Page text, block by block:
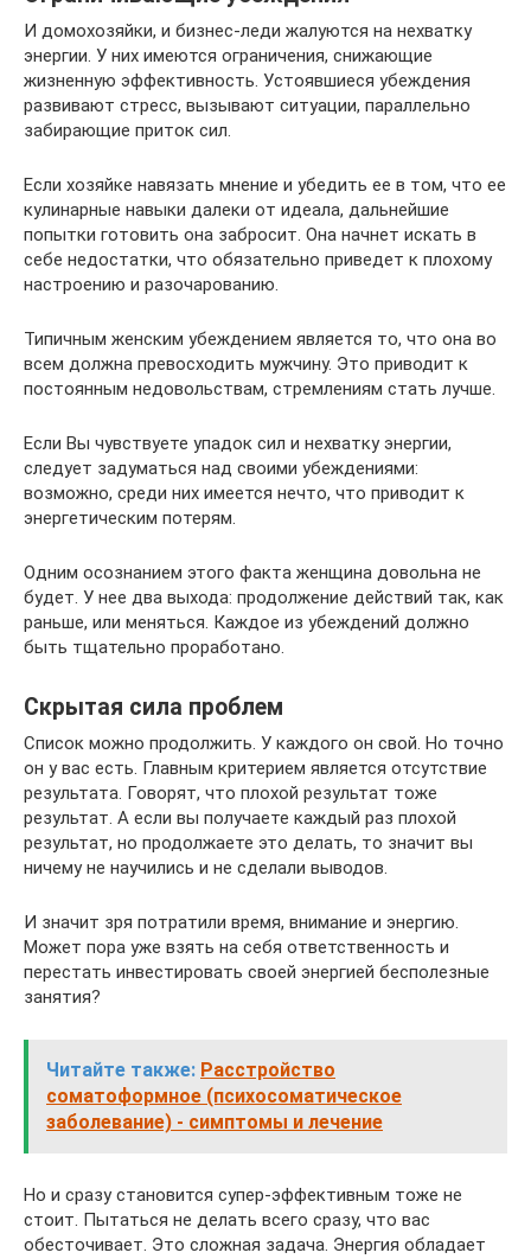
И домохозяйки, и бизнес-леди жалуются на нехватку
энергии. У них имеются ограничения, снижающие
жизненную эффективность. Устоявшиеся убеждения
развивают стресс, вызывают ситуации, параллельно
забирающие приток сил.
Если хозяйке навязать мнение и убедить ее в том, что ее
кулинарные навыки далеки от идеала, дальнейшие
попытки готовить она забросит. Она начнет искать в
себе недостатки, что обязательно приведет к плохому
настроению и разочарованию.
Типичным женским убеждением является то, что она во
всем должна превосходить мужчину. Это приводит к
постоянным недовольствам, стремлениям стать лучше.
Если Вы чувствуете упадок сил и нехватку энергии,
следует задуматься над своими убеждениями:
возможно, среди них имеется нечто, что приводит к
энергетическим потерям.
Одним осознанием этого факта женщина довольна не
будет. У нее два выхода: продолжение действий так, как
раньше, или меняться. Каждое из убеждений должно
быть тщательно проработано.
Скрытая сила проблем
Список можно продолжить. У каждого он свой. Но точно
он у вас есть. Главным критерием является отсутствие
результата. Говорят, что плохой результат тоже
результат. А если вы получаете каждый раз плохой
результат, но продолжаете это делать, то значит вы
ничему не научились и не сделали выводов.
И значит зря потратили время, внимание и энергию.
Может пора уже взять на себя ответственность и
перестать инвестировать своей энергией бесполезные
занятия?
Читайте также: Расстройство
соматоформное (психосоматическое
заболевание) - симптомы и лечение
Но и сразу становится супер-эффективным тоже не
стоит. Пытаться не делать всего сразу, что вас
обесточивает. Это сложная задача. Энергия обладает